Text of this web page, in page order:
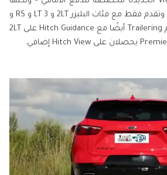
في الأساس هي نفسها ، وتقدم فقط مع فئات البليزر 2LT و 3 LT و RS و
Premier. تأتي كل من حزم Trailering أيضًا مع Hitch Guidance على 2LT